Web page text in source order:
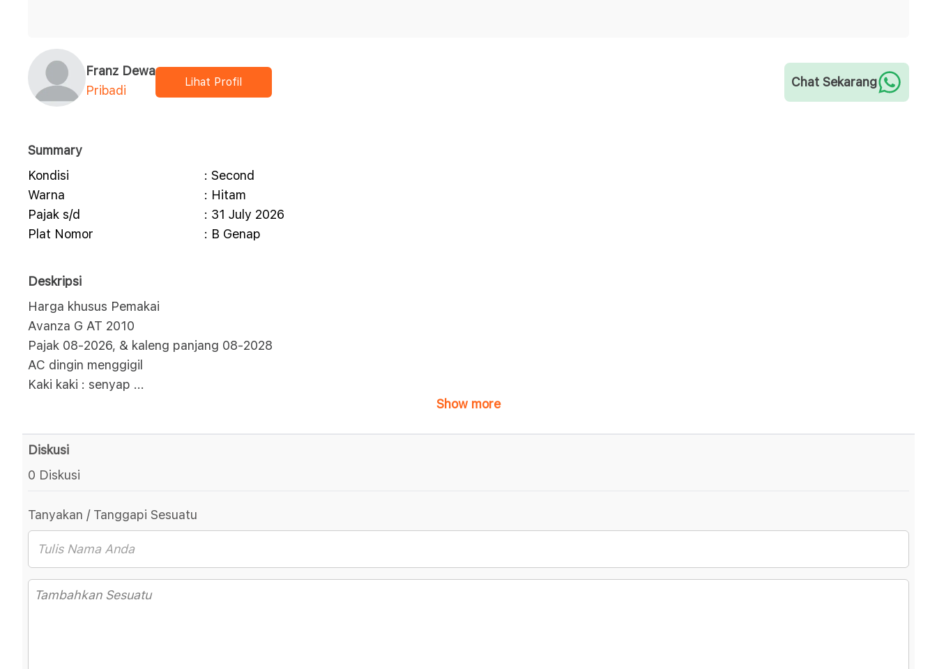
Franz Dewa
Pribadi
Lihat Profil Chat Sekarang
Summary
Kondisi
: Second
Warna
: Hitam
Pajak s/d
: 31 July 2026
Plat Nomor
: B Genap
Deskripsi
Harga khusus Pemakai
Avanza G AT 2010
Pajak 08-2026, & kaleng panjang 08-2028
AC dingin menggigil
Kaki kaki : senyap ...
Show more
Diskusi
0 Diskusi
Tanyakan / Tanggapi Sesuatu